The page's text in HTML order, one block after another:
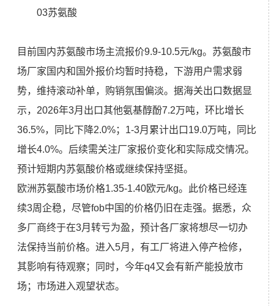
03苏氨酸
目前国内苏氨酸市场主流报价9.9-10.5元/kg。苏氨酸市
场厂家国内和国外报价均暂时持稳，下游用户需求弱
势，维持滚动补单，购销氛围偏淡。据海关出口数据显
示，2026年3月出口其他氨基醇酚7.2万吨，环比增长
36.5%，同比下降2.0%；1-3月累计出口19.0万吨，同比
增长4.0%。后续需关注厂家报价变化和实际成交情况。
预计短期内苏氨酸价格或继续保持坚挺。
欧洲苏氨酸市场价格1.35-1.40欧元/kg。此价格已经连
续3周企稳，尽管fob中国的价格仍旧在走强。据悉，众
多厂商终于在3月转亏为盈，预计各厂家将想尽一切办
法保持当前价格。进入5月，有工厂将进入停产检修，
其影响有待观察；同时，今年q4又会有新产能投放市
场；市场进入观望状态。